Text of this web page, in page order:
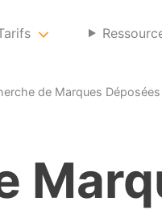
de Marques